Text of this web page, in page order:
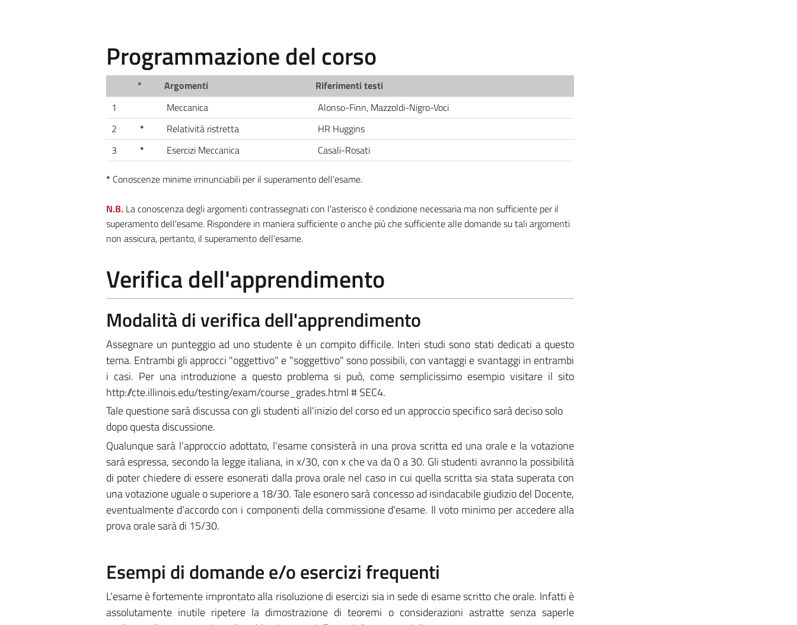
Programmazione del corso
* Argomenti
Riferimenti testi
1
Meccanica
Alonso-Finn, Mazzoldi-Nigro-Voci
2
* Relatività ristretta
HR Huggins
3
* Esercizi Meccanica Casali-Rosati
*Conoscenze minime irrinunciabili per il superamento dell'esame.
N.B. La conoscenza degli argomenti contrassegnati con l'asterisco è condizione necessaria ma non sufficiente per il
superamento dell'esame. Rispondere in maniera sufficiente o anche più che sufficiente alle domande su tali argomenti
non assicura, pertanto, il superamento dell'esame.
Verifica dell'apprendimento
Modalità di verifica dell'apprendimento
Assegnare un punteggio ad uno studente è un compito difficile. Interi studi sono stati dedicati a questo
tema. Entrambi gli approcci "oggettivo" e "soggettivo" sono possibili, con vantaggi e svantaggi in entrambi
i casi. Per una introduzione a questo problema si può, come semplicissimo esempio visitare il sito
http://cte.illinois.edu/testing/exam/course_grades.html # SEC4.
Tale questione sarà discussa con gli studenti all'inizio del corso ed un approccio specifico sarà deciso solo
dopo questa discussione.
Qualunque sarà l'approccio adottato, l'esame consisterà in una prova scritta ed una orale e la votazione
sarà espressa, secondo la legge italiana, in x/30, con x che va da 0 a 30. Gli studenti avranno la possibilità
di poter chiedere di essere esonerati dalla prova orale nel caso in cui quella scritta sia stata superata con
una votazione uguale o superiore a 18/30. Tale esonero sarà concesso ad isindacabile giudizio del Docente,
eventualmente d'accordo con i componenti della commissione d'esame. Il voto minimo per accedere alla
prova orale sarà di 15/30.
Esempi di domande e/o esercizi frequenti
L'esame è fortemente improntato alla risoluzione di esercizi sia in sede di esame scritto che orale. Infatti è
assolutamente inutile ripetere la dimostrazione di teoremi o considerazioni astratte senza saperle